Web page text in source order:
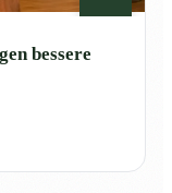
bessere